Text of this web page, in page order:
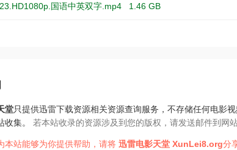
国语中英双字.mp4 1.46 GB
堂只提供迅雷下载资源相关资源查询服务，不存储任何电影
收集。 若本站收录的资源涉及到您的版权，请发送邮件到网
本站能够为你提供帮助，请将迅雷电影天堂 XunLei8.org分